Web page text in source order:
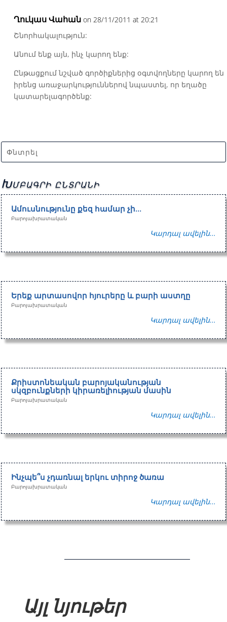
Ղուկաս Վահան on 28/11/2011 at 20:21
Շնորհակալություն:
Անում ենք այն, ինչ կարող ենք:
Ընթացքում նշված գործիքներից օգտվողները կարող են
իրենց առաջարկություններով նպաստել, որ եղածը
կատարելագործենք:
Խմբագրի ընտրանի
Ամուսնությունը քեզ համար չի…
Բարոյախրատական
Կարդալ ավելին...
Երեք արտասովոր հյուրերը և բարի աստղը
Բարոյախրատական
Կարդալ ավելին...
Քրիստոնեական բարոյականության
սկզբունքների կիրառելիության մասին
Բարոյախրատական
Կարդալ ավելին...
Ինչպե՞ս չդառնալ երկու տիրոջ ծառա
Բարոյախրատական
Կարդալ ավելին...
Այլ նյութեր